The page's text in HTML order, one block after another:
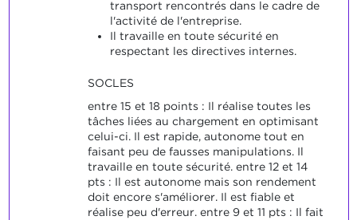
transport rencontrés dans le cadre de
l'activité de l'entreprise.
Il travaille en toute sécurité en
respectant les directives internes.
SOCLES
entre 15 et 18 points : Il réalise toutes les
tâches liées au chargement en optimisant
celui-ci. Il est rapide, autonome tout en
faisant peu de fausses manipulations. Il
travaille en toute sécurité. entre 12 et 14
pts : Il est autonome mais son rendement
doit encore s'améliorer. Il est fiable et
réalise peu d'erreur. entre 9 et 11 pts : Il fait